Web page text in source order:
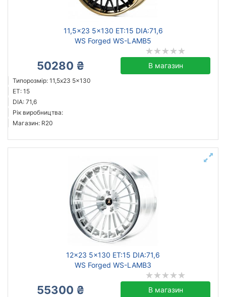
11,5x23 5x130 ET:15 DIA:71,6
WS Forged WS-LAMB5
50280 ₴ В магазин
Типорозмір: 11,5x23 5x130
ET: 15
DIA: 71,6
Рік виробництва:
Магазин: R20
12x23 5x130 ET:15 DIA:71,6
WS Forged WS-LAMB3
55300 ₴ В магазин